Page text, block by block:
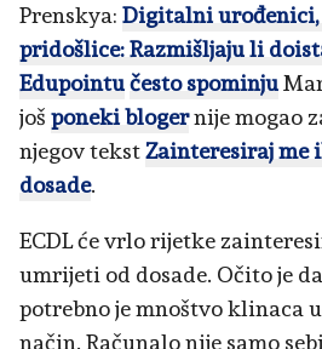
Prenskya: Digitalni
pridošlice: Razmišljaju li
Edupointučesto spominju
još poneki blogernije mogao
njegov tekstZainteresiraj me
dosade.
ECDL će vrlo rijetke
umrijeti od dosade. Očito je
potrebno je mnoštvo klinaca
način. Računalo nije samo